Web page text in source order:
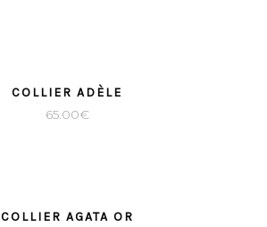
COLLIER ADÈLE
65.00€
COLLIER AGATA OR